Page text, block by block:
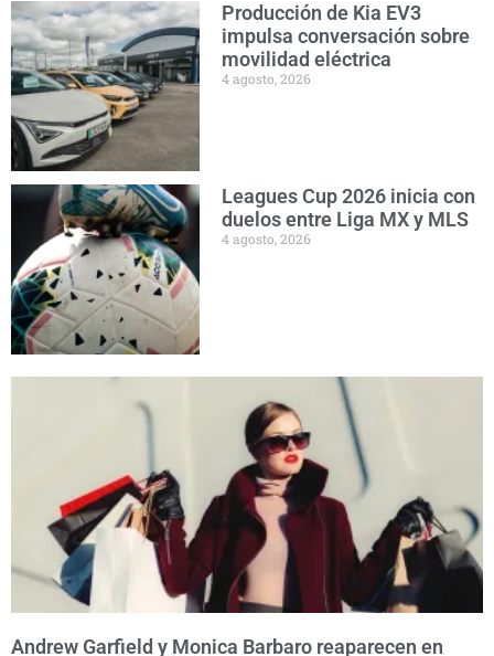
Producción de Kia EV3
impulsa conversación sobre
movilidad eléctrica
4 agosto, 2026
Leagues Cup 2026 inicia con
duelos entre Liga MX y MLS
4 agosto, 2026
Andrew Garfield y Monica Barbaro reaparecen en